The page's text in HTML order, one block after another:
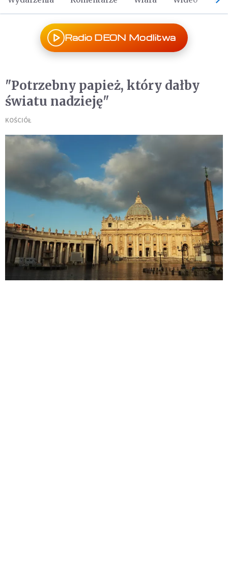
Radio DEON Modlitwa
"Potrzebny papież, który dałby
światu nadzieję"
KOŚCIÓŁ